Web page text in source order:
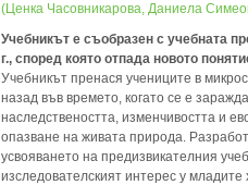
(Ценка Часовникарова, Даниела
Учебникът е съобразен с учебната
г., според която отпада новото
Учебникът пренася учениците в
назад във времето, когато се е
наследствеността, изменчивостта и
опазване на живата природа.
усвояването на предизвикателния
изследователският интерес у младите